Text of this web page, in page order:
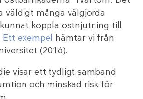
väldigt många välgjorda
koppla ostnjutning till
Ett exempel hämtar vi från
(2016).
visar ett tydligt samband
och minskad risk för